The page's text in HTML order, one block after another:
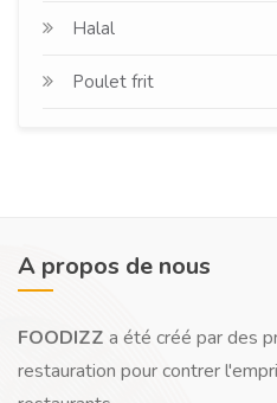
Halal
Poulet frit
A propos de nous
FOODIZZ a été créé par des
restauration pour contrer